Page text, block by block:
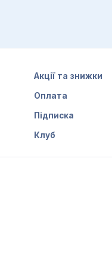
Акції та знижки
Оплата
Підписка
Клуб